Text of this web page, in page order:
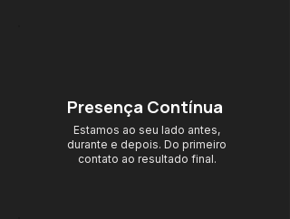
Presença Contínua
Estamos ao seu lado antes,
durante e depois. Do primeiro
contato ao resultado final.